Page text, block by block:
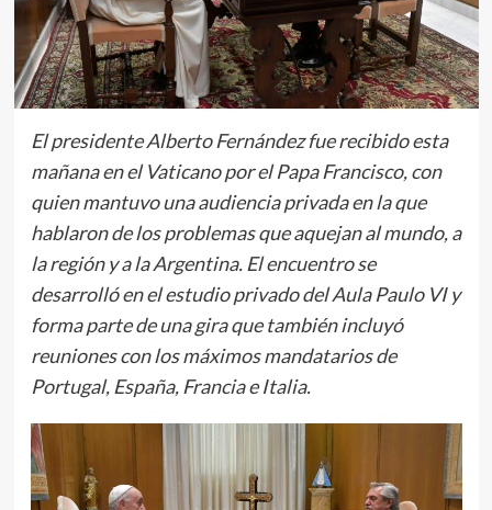
El presidente Alberto Fernández fue recibido esta
mañana en el Vaticano por el Papa Francisco, con
quien mantuvo una audiencia privada en la que
hablaron de los problemas que aquejan al mundo, a
la región y a la Argentina. El encuentro se
desarrolló en el estudio privado del Aula Paulo VI y
forma parte de una gira que también incluyó
reuniones con los máximos mandatarios de
Portugal, España, Francia e Italia.